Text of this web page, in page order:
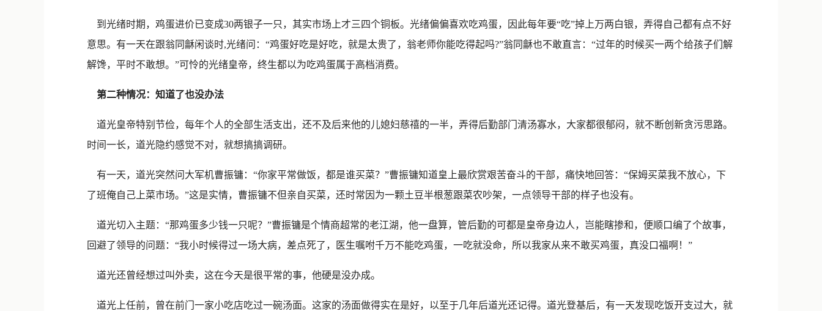
到光绪时期，鸡蛋进价已变成30两银子一只，其实市场上才三四个铜板。光绪偏偏喜欢吃鸡蛋，因此每年要“吃”掉上万两白银，弄得自己都有点不好
意思。有一天在跟翁同龢闲谈时,光绪问：“鸡蛋好吃是好吃，就是太贵了，翁老师你能吃得起吗?”翁同龢也不敢直言：“过年的时候买一两个给孩子们解
解馋，平时不敢想。”可怜的光绪皇帝，终生都以为吃鸡蛋属于高档消费。
第二种情况：知道了也没办法
道光皇帝特别节俭，每年个人的全部生活支出，还不及后来他的儿媳妇慈禧的一半，弄得后勤部门清汤寡水，大家都很郁闷，就不断创新贪污思路。
时间一长，道光隐约感觉不对，就想搞搞调研。
有一天，道光突然问大军机曹振镛：“你家平常做饭，都是谁买菜？”曹振镛知道皇上最欣赏艰苦奋斗的干部，痛快地回答：“保姆买菜我不放心，下
了班俺自己上菜市场。”这是实情，曹振镛不但亲自买菜，还时常因为一颗土豆半根葱跟菜农吵架，一点领导干部的样子也没有。
道光切入主题：“那鸡蛋多少钱一只呢？”曹振镛是个情商超常的老江湖，他一盘算，管后勤的可都是皇帝身边人，岂能瞎掺和，便顺口编了个故事，
回避了领导的问题：“我小时候得过一场大病，差点死了，医生嘱咐千万不能吃鸡蛋，一吃就没命，所以我家从来不敢买鸡蛋，真没口福啊！”
道光还曾经想过叫外卖，这在今天是很平常的事，他硬是没办成。
道光上任前，曾在前门一家小吃店吃过一碗汤面。这家的汤面做得实在是好，以至于几年后道光还记得。道光登基后，有一天发现吃饭开支过大，就